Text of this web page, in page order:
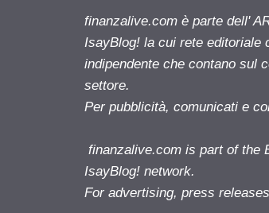
finanzalive.com è parte dell'
IsayBlog! la cui rete editoriale
indipendente che contano sul
settore.
Per pubblicità, comunicati e
finanzalive.com is part of the
IsayBlog! network.
For advertising, press